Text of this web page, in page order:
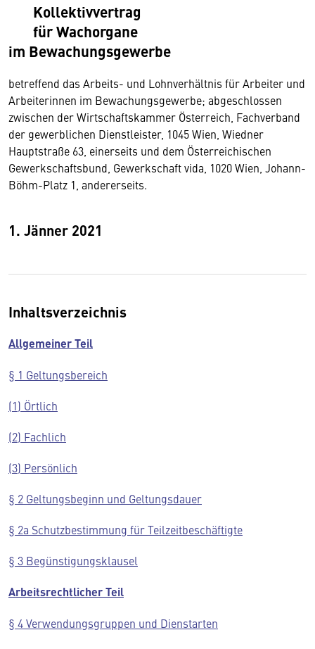
Kollektivvertrag
für Wachorgane
im Bewachungsgewerbe
betreffend das Arbeits- und Lohnverhältnis für Arbeiter und
Arbeiterinnen im Bewachungsgewerbe; abgeschlossen
zwischen der Wirtschaftskammer Österreich, Fachverband
der gewerblichen Dienstleister, 1045 Wien, Wiedner
Hauptstraße 63, einerseits und dem Österreichischen
Gewerkschaftsbund, Gewerkschaft vida, 1020 Wien, Johann-
Böhm-Platz 1, andererseits.
1. Jänner 2021
Inhaltsverzeichnis
Allgemeiner Teil
§ 1 Geltungsbereich
(1) Örtlich
(2) Fachlich
(3) Persönlich
§ 2 Geltungsbeginn und Geltungsdauer
§ 2a Schutzbestimmung für Teilzeitbeschäftigte
§ 3 Begünstigungsklausel
Arbeitsrechtlicher Teil
§ 4 Verwendungsgruppen und Dienstarten